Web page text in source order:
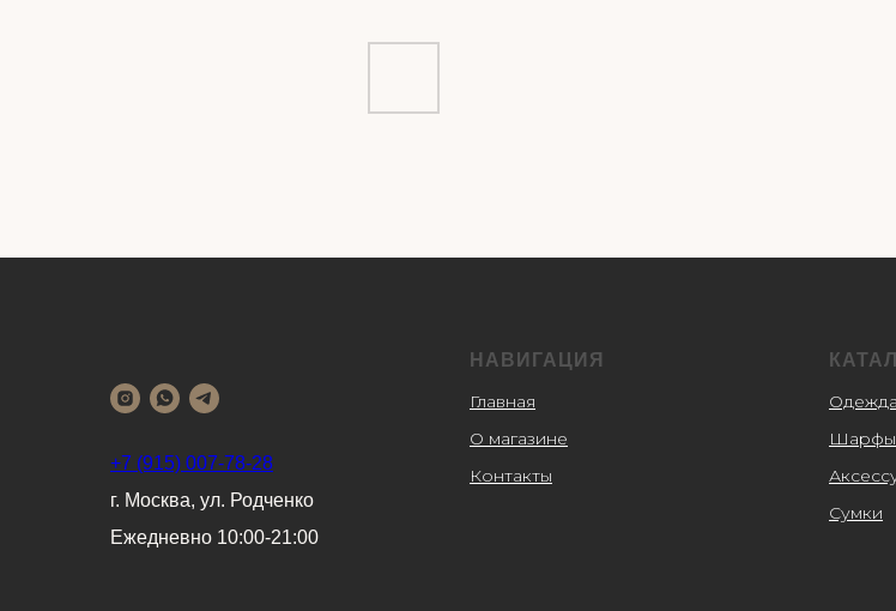
+7 (915) 007-78-28
г. Москва, ул. Родченко
Ежедневно 10:00-21:00
НАВИГАЦИЯ
Главная
О магазине
Контакты
Одежда
Шарфы
Сумки